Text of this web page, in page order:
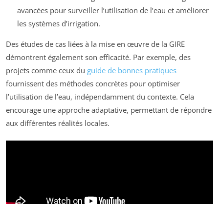
avancées pour surveiller l’utilisation de l’eau et améliorer
les systèmes d’irrigation.
Des études de cas liées à la mise en œuvre de la GIRE
démontrent également son efficacité. Par exemple, des
projets comme ceux du guide de bonnes pratiques
fournissent des méthodes concrètes pour optimiser
l’utilisation de l’eau, indépendamment du contexte. Cela
encourage une approche adaptative, permettant de répondre
aux différentes réalités locales.